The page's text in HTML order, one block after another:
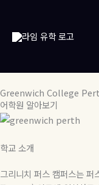
너
뛰
기
Greenwich College
어학원 알아보기
학교 소개
그리니치 퍼스 캠퍼스는 퍼